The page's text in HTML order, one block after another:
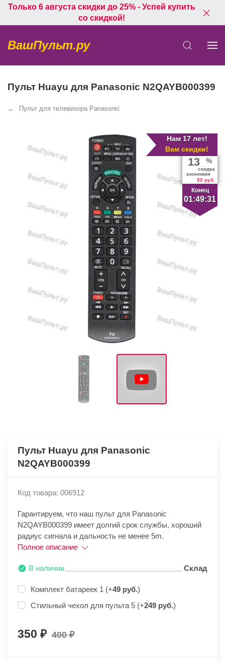
Только 6 августа скидки до 25% - Успей купить
со скидкой!
ВашПульт.ру
Пульт Huayu для Panasonic N2QAYB000399
Пульт для телевизора Panasonic
Нам 17 лет!
Вам скидки!
Конец
01:49:30
13 %
скидка
экономия
50 руб.
Пульт Huayu для Panasonic
N2QAYB000399
Код товара: 006912
Гарантируем, что наш пульт для Panasonic
N2QAYB000399 имеет долгий срок службы, хороший
радиус сигнала и дальность не менее 5m.
Полное описание
В наличии Склад
Комплект батареек 1 (+49 руб.)
Стильный чехол для пульта 5 (+249 руб.)
350 400